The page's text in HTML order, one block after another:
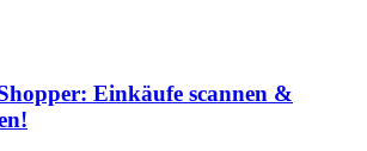
Einkäufe scannen &